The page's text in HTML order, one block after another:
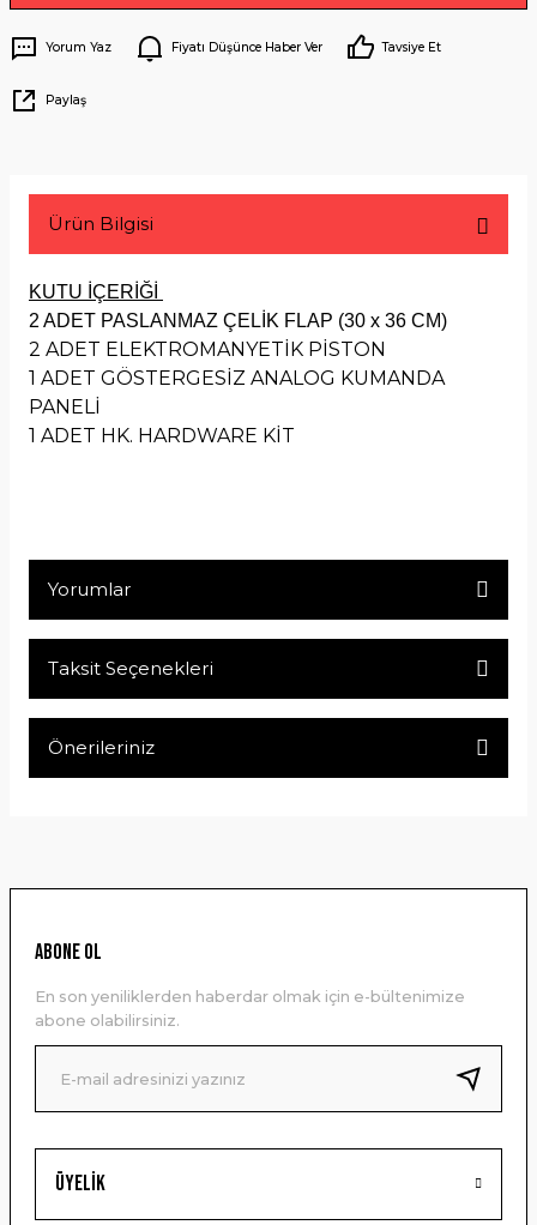
Yorum Yaz Fiyatı Düşünce Haber Ver Tavsiye Et
Paylaş
Ürün Bilgisi
KUTU İÇERİĞİ
2 ADET PASLANMAZ ÇELİK FLAP (30 x 36 CM)
2 ADET ELEKTROMANYETİK PİSTON
1 ADET GÖSTERGESİZ ANALOG KUMANDA
PANELİ
1 ADET HK. HARDWARE KİT
Yorumlar
Taksit Seçenekleri
Önerileriniz
Ürün resmi kalitesiz, bozuk veya görüntülenemiyor.
Ürün bilgilerinde hatalar bulunuyor.
Ürün fiyatı diğer sitelerden daha pahalı.
Bu ürüne benzer farklı alternatifler olmalı.
Üyelik
ABONE OL
En son yeniliklerden haberdar olmak için e-bültenimize
abone olabilirsiniz.